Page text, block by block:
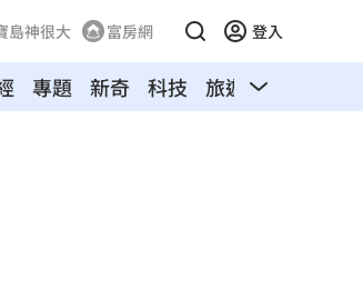
島神很大 富房網 登入
專題 新奇 科技 旅遊 汽車